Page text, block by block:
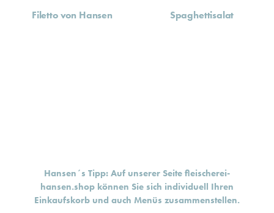
Filetto von Hansen Spaghettisalat
Hansen´s Tipp: Auf unserer Seite fleischerei-
hansen.shop können Sie sich individuell Ihren
Einkaufskorb und auch Menüs zusammenstellen.